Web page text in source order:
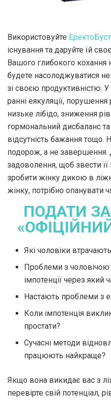
Використовуйте ЕректоБуст
існування та даруйте їй
Вашого глибокого кохання
будете насолоджуватися
зі своєю продуктивністю.
ранні еякуляції,
низьке лібідо, зниження
гормональний дисбаланс та
відсутність бажання тощо.
подорож, а не завершення.
задоволення, щоб звести
зробити жінку дикою в
жінку, потрібно опанувати
ПОДАТИ
Які чоловіки
Проблеми з чоловічою
імпотенції через який
Настають проблеми з
Коли імпотенція
простати?
Сучасні методи
працюють найкраще?
Якщо вона викидає вас з
перевірте свій потенціал,